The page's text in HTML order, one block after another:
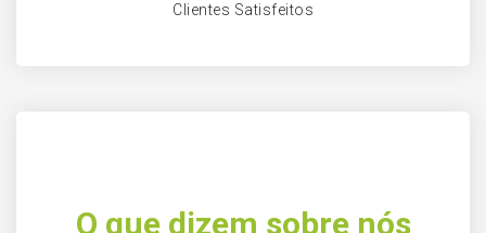
Clientes Satisfeitos
O que dizem sobre nós